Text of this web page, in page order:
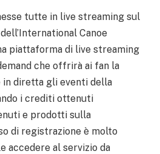
tutte in live streaming sul
Canoe
piattaforma di live streaming
che offrirà ai fan la
in diretta gli eventi della
i crediti ottenuti
e prodotti sulla
di registrazione è molto
accedere al servizio da